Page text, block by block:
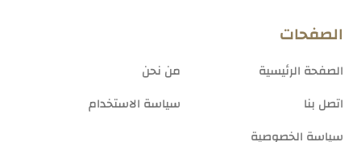
الصفحات
الصفحة الرئيسية
من نحن
اتصل بنا
سياسة الاستخدام
سياسة الخصوصية